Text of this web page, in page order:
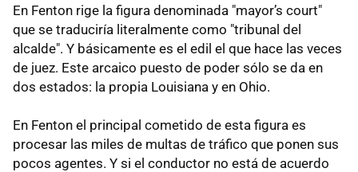
En Fenton rige la figura denominada "mayor’s court"
que se traduciría literalmente como "tribunal del
alcalde". Y básicamente es el edil el que hace las veces
de juez. Este arcaico puesto de poder sólo se da en
dos estados: la propia Louisiana y en Ohio.
En Fenton el principal cometido de esta figura es
procesar las miles de multas de tráfico que ponen sus
pocos agentes. Y si el conductor no está de acuerdo